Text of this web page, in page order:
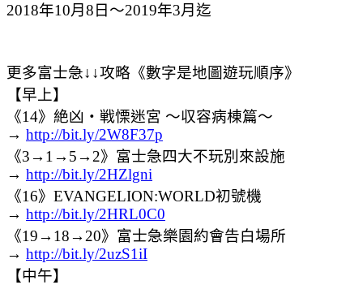
2018年10月8日～2019年3月迄
更多富士急↓↓攻略《數字是地圖遊玩順序》
【早上】
《14》絶凶・戦慄迷宮 ～収容病棟篇～
→ http://bit.ly/2W8F37p
《3→1→5→2》富士急四大不玩別來設施
→ http://bit.ly/2HZlgni
《16》EVANGELION:WORLD初號機
→ http://bit.ly/2HRL0C0
《19→18→20》富士急樂園約會告白場所
→ http://bit.ly/2uzS1iI
【中午】